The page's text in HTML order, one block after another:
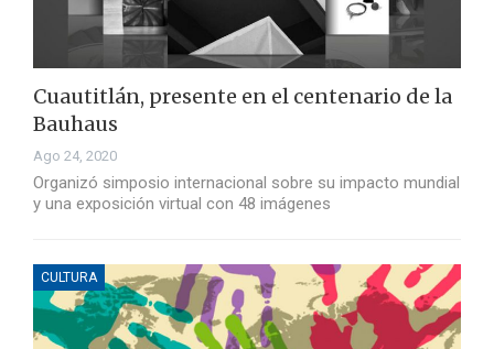
Cuautitlán, presente en el centenario de la
Bauhaus
Ago 24, 2020
Organizó simposio internacional sobre su impacto mundial
y una exposición virtual con 48 imágenes
CULTURA